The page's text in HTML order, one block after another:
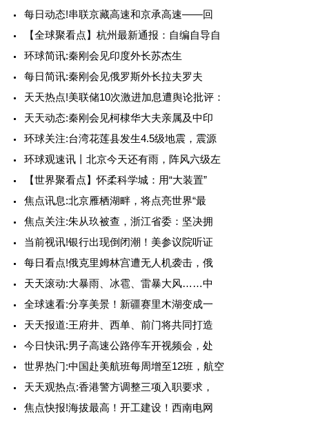
每日动态!串联京藏高速和京承高速——回
【全球聚看点】杭州最新通报：自编自导自
环球简讯:秦刚会见印度外长苏杰生
每日简讯:秦刚会见俄罗斯外长拉夫罗夫
天天热点!美联储10次激进加息遭舆论批评：
天天动态:秦刚会见柯棣华大夫亲属及中印
环球关注:台湾花莲县发生4.5级地震，震源
环球观速讯丨北京今天还有雨，阵风六级左
【世界聚看点】怀柔科学城：用“大装置”
焦点讯息:北京雁栖湖畔，将点亮世界“最
焦点关注:朱从玖被查，浙江省委：坚决拥
当前视讯!银行出现倒闭潮！美参议院听证
每日看点!俄克里姆林宫遭无人机袭击，俄
天天滚动:大暴雨、冰雹、雷暴大风……中
全球速看:分享美景！新疆赛里木湖变成一
天天报道:王府井、西单、前门将共同打造
今日快讯:男子高速公路停车开视频会，处
世界热门:中国赴美航班每周增至12班，航空
天天观热点:香港警方调整三项入职要求，
焦点快报!海拔最高！开工建设！西南电网